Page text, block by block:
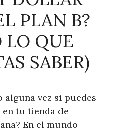
PLAN B?
LO QUE
SABER)
alguna vez si puedes
tu tienda de
En el mundo